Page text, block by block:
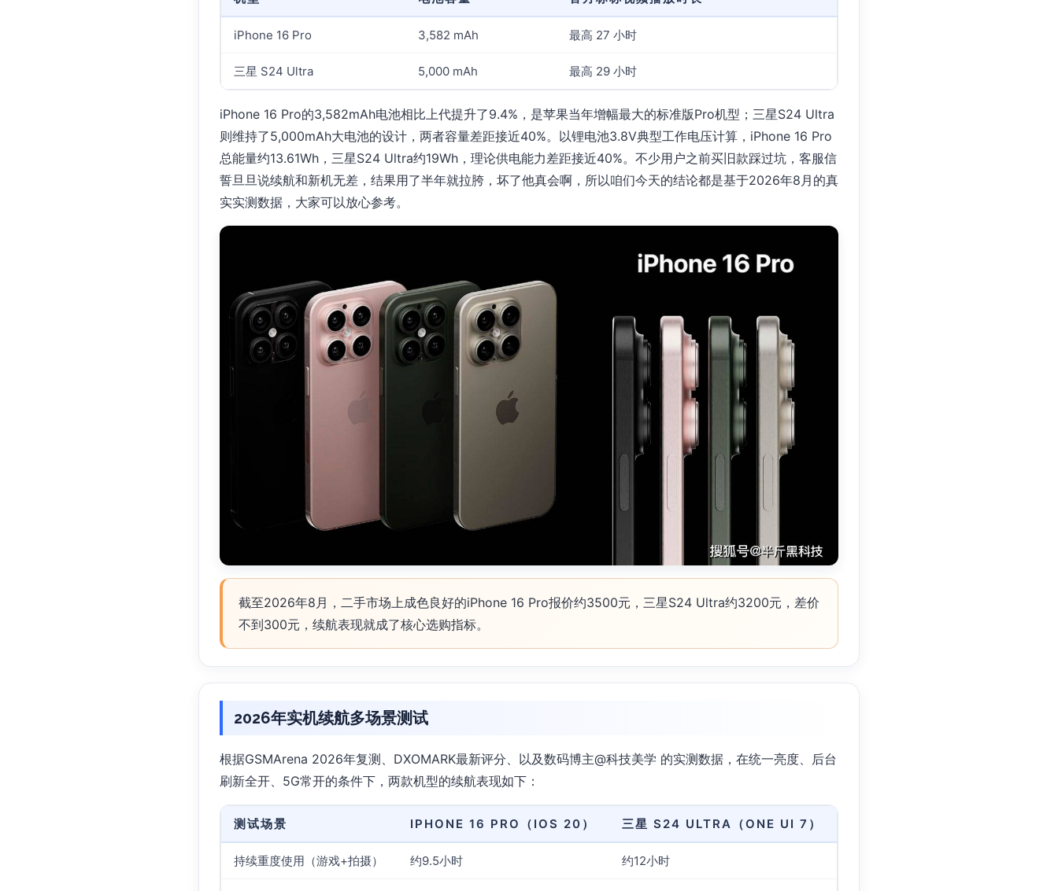
iPhone 16 Pro 3,582 mAh 最高 27 小时
三星 S24 Ultra 5,000 mAh 最高 29 小时
iPhone 16 Pro的3,582mAh电池相比上代提升了9.4%，是苹果当年增幅最大的标准版Pro机型；三星S24 Ultra
则维持了5,000mAh大电池的设计，两者容量差距接近40%。以锂电池3.8V典型工作电压计算，iPhone 16 Pro
总能量约13.61Wh，三星S24 Ultra约19Wh，理论供电能力差距接近40%。不少用户之前买旧款踩过坑，客服信
誓旦旦说续航和新机无差，结果用了半年就拉胯，坏了他真会啊，所以咱们今天的结论都是基于2026年8月的真
实实测数据，大家可以放心参考。
截至2026年8月，二手市场上成色良好的iPhone 16 Pro报价约3500元，三星S24 Ultra约3200元，差价
不到300元，续航表现就成了核心选购指标。
2026年实机续航多场景测试
根据GSMArena 2026年复测、DXOMARK最新评分、以及数码博主@科技美学 的实测数据，在统一亮度、后台
刷新全开、5G常开的条件下，两款机型的续航表现如下：
测试场景 IPHONE 16 PRO（IOS 20） 三星 S24 ULTRA（ONE UI 7）
持续重度使用（游戏+拍摄） 约9.5小时 约12小时